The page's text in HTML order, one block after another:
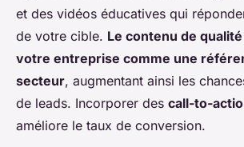
et des vidéos éducatives qui
de votre cible. Le contenu de
votre entreprise comme une
secteur, augmentant ainsi les
de leads. Incorporer des call-to-
améliore le taux de conversion.